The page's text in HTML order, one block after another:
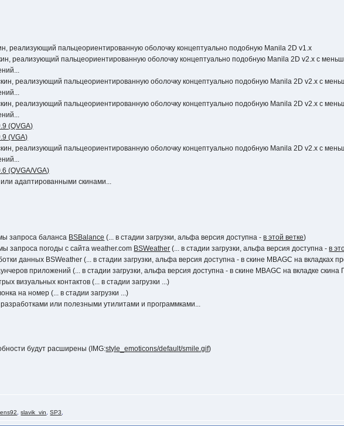
реализующий пальцеориентированную оболочку концептуально подобную Manila 2D v1.x
реализующий пальцеориентированную оболочку концептуально подобную Manila 2D v2.x с
реализующий пальцеориентированную оболочку концептуально подобную Manila 2D v2.x с
реализующий пальцеориентированную оболочку концептуально подобную Manila 2D v2.x с
(QVGA)
(VGA)
реализующий пальцеориентированную оболочку концептуально подобную Manila 2D v2.x с
(QVGA/VGA)
адаптированными скинами...
запроса баланса BSBalance (... в стадии загрузки, альфа версия доступна -в этой ветке)
запроса погоды с сайта weather.com BSWeather (... в стадии загрузки, альфа версия доступна -в
данных BSWeather (... в стадии загрузки, альфа версия доступна - в скине MBAGC на вкладках
приложений (... в стадии загрузки, альфа версия доступна - в скине MBAGC на вкладке
визуальных контактов (... в стадии загрузки ...)
на номер (... в стадии загрузки ...)
или полезными утилитами и программками...
будут расширены (IMG:style_emoticons/default/smile.gif)
,slavik_vin ,SP3